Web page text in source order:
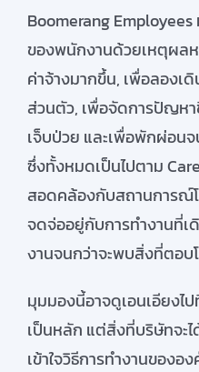
Boomerang
ของพนักงานด้วยเหตุผล
ค่าจ้างมากขึ้น, เพื่อลองเ
ส่วนตัว, เพื่อจัดการปัญห
เจ็บป่วย และเพื่อพักผ่อน
ซึ่งทั้งหมดเป็นไปตาม
สอดคล้องกับสถานการณ์
จดจ่ออยู่กับการทำงานที่เ
งานจนกว่าจะพบสิ่งที่ตอบ
มุมมองนี้อาจดูเอนเอียงไ
เป็นหลัก แต่สิ่งที่บริษัทจะ
เข้าใจวิธีการทำงานของ